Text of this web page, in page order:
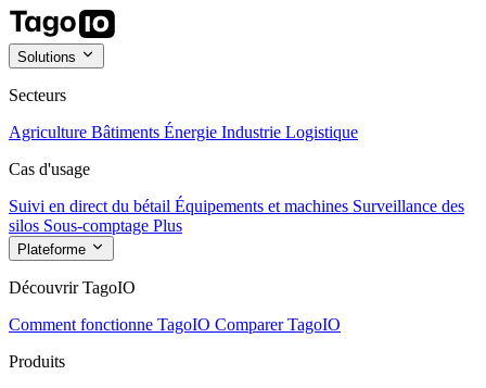
Solutions
Secteurs
Agriculture Bâtiments Énergie Industrie Logistique
Cas d'usage
Suivi en direct du bétail Équipements et machines Surveillance des
silos Sous-comptage Plus
Plateforme
Découvrir TagoIO
Comment fonctionne TagoIO Comparer TagoIO
Produits